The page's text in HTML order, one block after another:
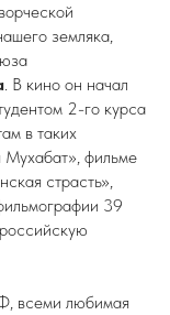
земляка,
. В кино он начал
2-го курса
в таких
Мухабат», фильме
страсть»,
39
всеми любимая